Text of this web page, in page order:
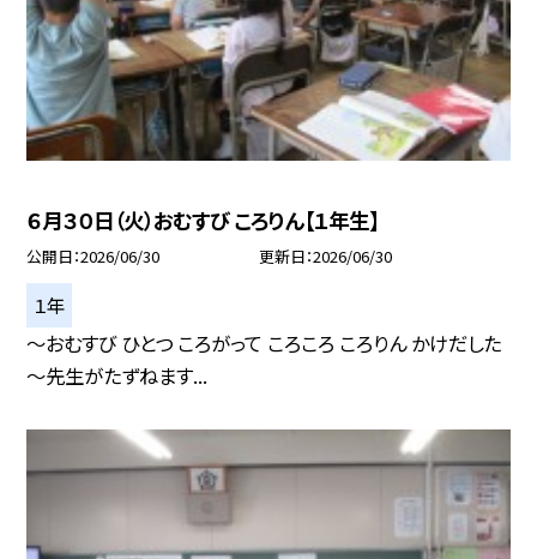
６月３０日（火）おむすび ころりん【１年生】
公開日 2026/06/30 更新日 2026/06/30
１年
～おむすび ひとつ ころがって ころころ ころりん かけだした
～先生がたずねます...